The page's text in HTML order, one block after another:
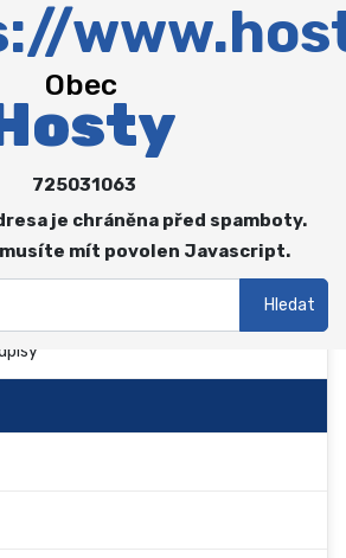
Obec
725031063
je chráněna před spamboty.
mít povolen Javascript.
Hledat
a výbory